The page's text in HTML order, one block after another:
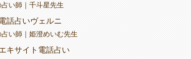
い師｜千斗星先生
話占いヴェルニ
い師｜姫澄めいむ先生
キサイト電話占い